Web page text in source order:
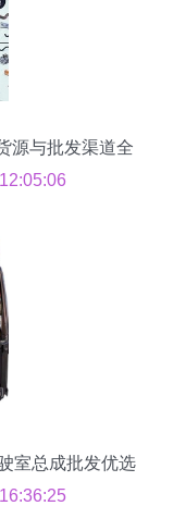
源与批发渠道全
室总成批发优选